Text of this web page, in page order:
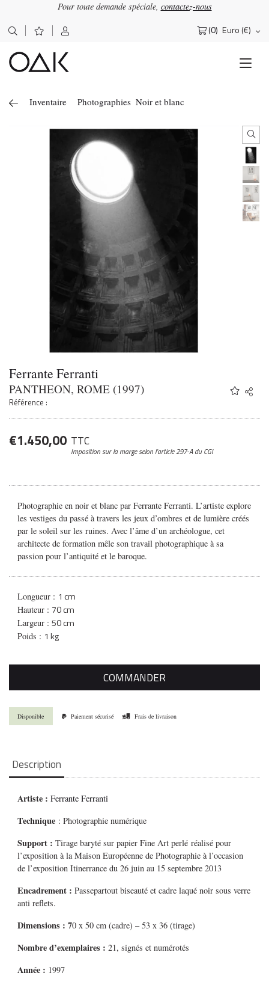
Pour toute demande spéciale, contactez-nous
(0) Euro (€)
Rechercher :
Inventaire Photographies Noir et blanc
Ferrante Ferranti
PANTHEON, ROME (1997)
Référence :
Share
Twitter
€1.450,00 TTC
Imposition sur la margeselon l’article 297-A du CGI
Photographie en noir et blanc par Ferrante Ferranti. L’artiste explore
les vestiges du passé à travers les jeux d’ombres et de lumière créés
par le soleil sur les ruines. Avec l’âme d’un archéologue, cet
architecte de formation mêle son travail photographique à sa
passion pour l’antiquité et le baroque.
Longueur : 1 cm
Hauteur : 70 cm
Largeur :50 cm
Poids : 1 kg
COMMANDER
Disponible Paiement sécurisé Frais de livraison
Description
Artiste : Ferrante Ferranti
Technique : Photographie numérique
Support : Tirage baryté sur papier Fine Art perlé réalisé pour
l’exposition à la Maison Européenne de Photographie à l’occasion
de l’exposition Itinerrance du 26 juin au 15 septembre 2013
Encadrement : Passepartout biseauté et cadre laqué noir sous verre
anti reflets.
Dimensions : 70 x 50 cm (cadre) – 53 x 36 (tirage)
Nombre d’exemplaires :21, signés et numérotés
Année : 1997